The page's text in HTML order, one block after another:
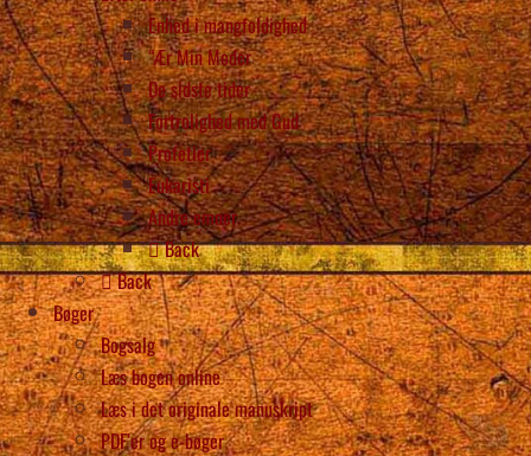
Enhed i mangfoldighed
“Ær Min Moder
De sidste tider
Fortrolighed med Gud
Profetier
Eukaristi
Andre emner
Back
Back
Bøger
Bogsalg
Læs bogen online
Læs i det originale manuskript
PDF’er og e-bøger